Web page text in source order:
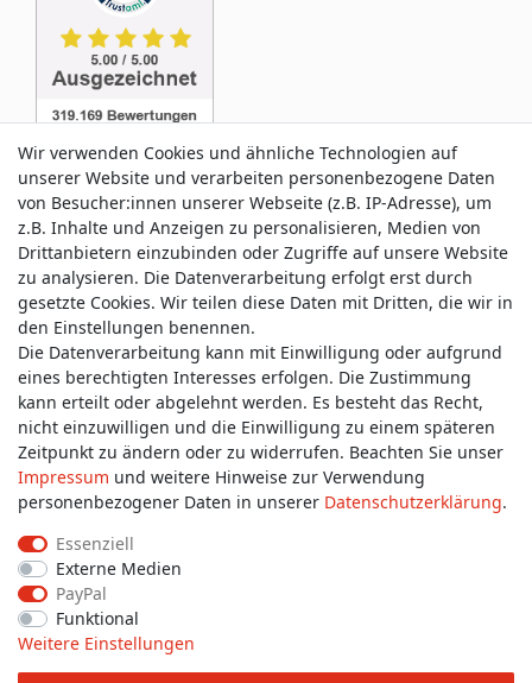
Service & Kontakt
Wünschen Sie einen Rückruf?
service@allmyclothes.de
Schreiben Sie uns:
service@allmyclothes.de
Impressum
Widerrufs­recht
Wir verwenden Cookies und ähnliche Technologien auf
unserer Website und verarbeiten personenbezogene Daten
von Besucher:innen unserer Webseite (z.B. IP-Adresse), um
z.B. Inhalte und Anzeigen zu personalisieren, Medien von
Drittanbietern einzubinden oder Zugriffe auf unsere Website
zu analysieren. Die Datenverarbeitung erfolgt erst durch
gesetzte Cookies. Wir teilen diese Daten mit Dritten, die wir in
den Einstellungen benennen.
Die Datenverarbeitung kann mit Einwilligung oder aufgrund
eines berechtigten Interesses erfolgen. Die Zustimmung
kann erteilt oder abgelehnt werden. Es besteht das Recht,
nicht einzuwilligen und die Einwilligung zu einem späteren
Zeitpunkt zu ändern oder zu widerrufen. Beachten Sie unser
Impressum und weitere Hinweise zur Verwendung
personenbezogener Daten in unserer Daten­schutz­erklärung.
Essenziell
Externe Medien
PayPal
Funktional
Weitere Einstellungen